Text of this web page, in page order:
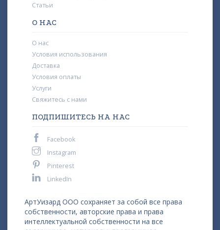
Статьи
О НАС
О нас
Условия использования
Доставка
Условия оплаты
Услуги
Свяжитесь с нами
ПОДПИШИТЕСЬ НА НАС
Facebook
Instagram
Pinterest
LinkedIn
АртУизард ООО сохраняет за собой все права
собственности, авторские права и права
интеллектуальной собственности на все